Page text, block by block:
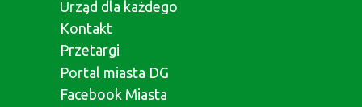
Urząd dla każdego
Kontakt
Przetargi
Portal miasta DG
Facebook Miasta